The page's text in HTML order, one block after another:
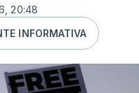
20:48
INFORMATIVA